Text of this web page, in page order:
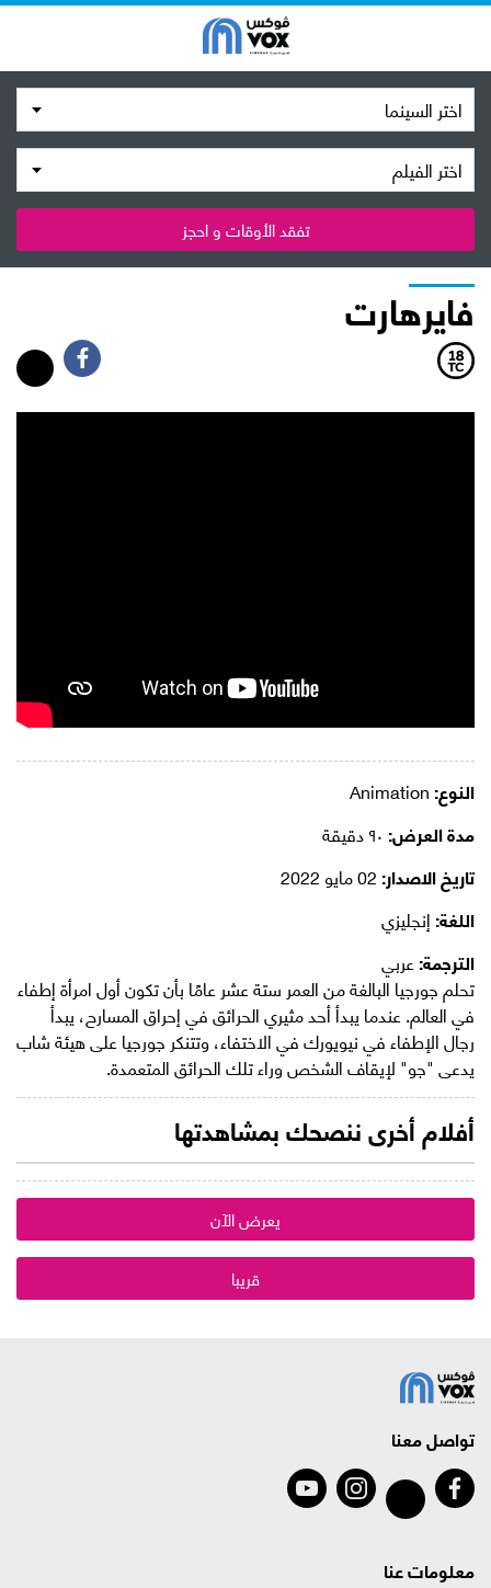
اختر السينما
اختر الفيلم
تفقد الأوقات و احجز
فايرهارت
النوع:
مدة العرض:
تاريخ الاصدار:
اللغة:إنجليزي
الترجمة:عربي
تحلم جورجيا البالغة من العمر ستة عشر عامًا بأن تكون أول امرأة إطفاء
في العالم. عندما يبدأ أحد مثيري الحرائق في إحراق المسارح، يبدأ
رجال الإطفاء في نيويورك في الاختفاء، وتتنكر جورجيا على هيئة شاب
يدعى "جو" لإيقاف الشخص وراء تلك الحرائق المتعمدة.
أفلام أخرى ننصحك بمشاهدتها
يعرض الآن
قريبا
تواصل معنا
معلومات عنا